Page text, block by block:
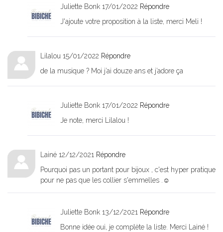
Juliette Bonk 17/01/2022 Répondre
J'ajoute votre proposition à la liste, merci Meli !
Lilalou 15/01/2022 Répondre
de la musique ? Moi j’ai douze ans et j’adore ça
Juliette Bonk 17/01/2022 Répondre
Je note, merci Lilalou !
Lainé 12/12/2021 Répondre
Pourquoi pas un portant pour bijoux , c'est hyper pratique
pour ne pas que les collier s'emmelles .☺
Juliette Bonk 13/12/2021 Répondre
Bonne idée oui, je complète la liste. Merci Lainé !